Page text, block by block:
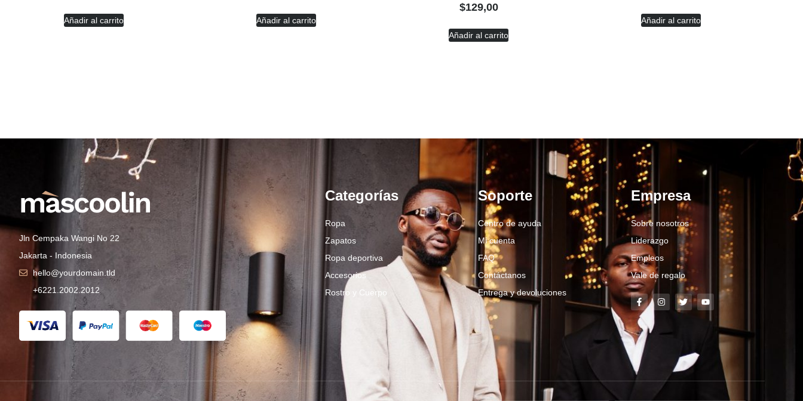
Añadir al carrito Añadir al carrito
$129,00
Añadir al carrito
Añadir al carrito
Jln Cempaka Wangi No 22
Jakarta - Indonesia
hello@yourdomain.tld
+6221.2002.2012
Categorías
Ropa
Zapatos
Ropa deportiva
Accesorios
Rostro y Cuerpo
Soporte
Centro de ayuda
Mi cuenta
FAQ
Contáctanos
Entrega y devoluciones
Empresa
Sobre nosotros
Liderazgo
Empleos
Vale de regalo